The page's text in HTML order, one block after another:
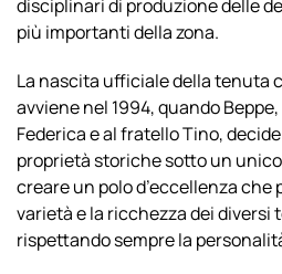
disciplinari di produzione delle
più importanti della zona.
La nascita ufficiale della tenuta
avviene nel 1994, quando
Federica e al fratello Tino,
proprietà storiche sotto un unico
creare un polo d’eccellenza
varietà e la ricchezza dei diversi
rispettando sempre la